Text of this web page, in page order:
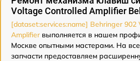
Voltage Controlled Amplifier
[dataset:services:name] Behringer 902
Amplifier выполняется в нашем
Москве опытными мастерами. На
запчасти предоставляем